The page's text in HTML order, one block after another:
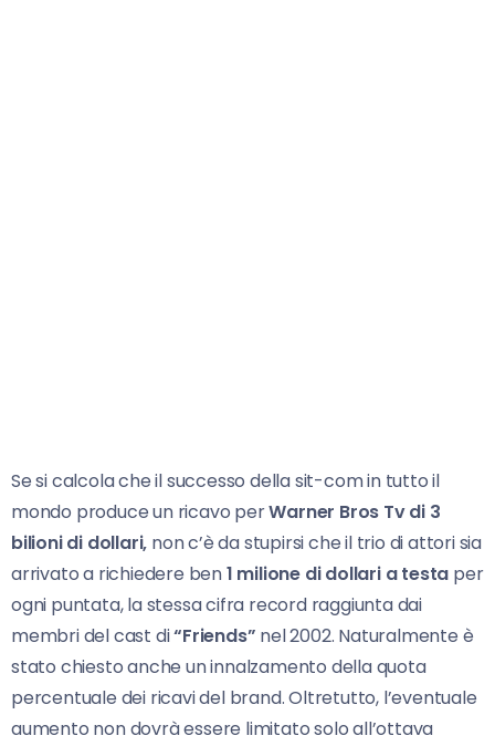
Se si calcola che il successo della sit-com in tutto il
mondo produce un ricavo perWarner Bros Tv di 3
bilioni di dollari, non c’è da stupirsi che il trio di attori sia
arrivato a richiedere ben1 milione di dollari a testa per
ogni puntata, la stessa cifra record raggiunta dai
membri del cast di“Friends” nel 2002. Naturalmente è
stato chiesto anche un innalzamento della quota
percentuale dei ricavi del brand. Oltretutto, l’eventuale
aumento non dovrà essere limitato solo all’ottava